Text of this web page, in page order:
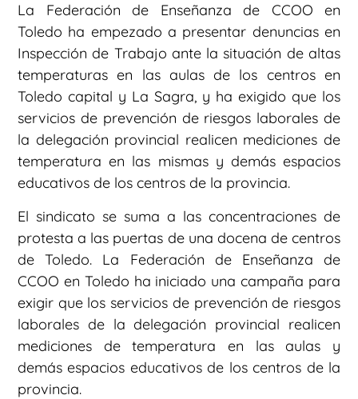
La Federación de Enseñanza de CCOO en
Toledo ha empezado a presentar denuncias en
Inspección de Trabajo ante la situación de altas
temperaturas en las aulas de los centros en
Toledo capital y La Sagra, y ha exigido que los
servicios de prevención de riesgos laborales de
la delegación provincial realicen mediciones de
temperatura en las mismas y demás espacios
educativos de los centros de la provincia.
El sindicato se suma a las concentraciones de
protesta a las puertas de una docena de centros
de Toledo. La Federación de Enseñanza de
CCOO en Toledo ha iniciado una campaña para
exigir que los servicios de prevención de riesgos
laborales de la delegación provincial realicen
mediciones de temperatura en las aulas y
demás espacios educativos de los centros de la
provincia.